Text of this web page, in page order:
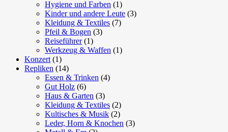
Hygiene und Farben (1)
Kinder und andere Leute (3)
Kleidung & Textiles (7)
Pfeil & Bogen (3)
Reiseführer (1)
Werkzeug & Waffen (1)
Konzert (1)
Repliken (14)
Essen & Trinken (4)
Gut Holz (6)
Haus & Garten (3)
Kleidung & Textiles (2)
Kultisches & Musik (2)
Leder, Horn & Knochen (3)